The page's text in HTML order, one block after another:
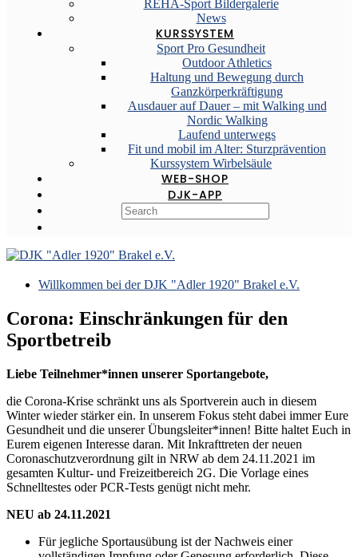
REHA-Sport Bildergalerie
News
KURSSYSTEM
Sport Pro Gesundheit
Outdoor Athletics
Haltung und Bewegung durch
Ganzkörperkräftigung
Ausdauer auf Dauer – mit Walking und
Nordic Walking
Laufend unterwegs
Fit und mobil im Alter: Sturzprävention
Kurssystem Wirbelsäule
WEB-SHOP
DJK-APP
Willkommen bei der DJK "Adler 1920" Brakel e.V.
Corona: Einschränkungen für den
Sportbetreib
Liebe Teilnehmer*innen unserer Sportangebote,
die Corona-Krise schränkt uns als Sportverein auch in diesem
Winter wieder stärker ein. In unserem Fokus steht dabei immer Eure
Gesundheit und die unserer Übungsleiter*innen! Bitte haltet Euch in
Eurem eigenen Interesse daran. Mit Inkrafttreten der neuen
Coronaschutzverordnung gilt in NRW ab dem 24.11.2021 im
gesamten Kultur- und Freizeitbereich 2G. Die Vorlage eines
Schnelltestes oder PCR-Tests genügt nicht mehr.
NEU ab 24.11.2021
Für jegliche Sportausübung ist der Nachweis einer